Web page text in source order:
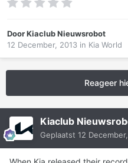
DoorKiaclub Nieuwsrobot
12 December, 2013 in Kia World
Reageer
Kiaclub
Geplaatst 12